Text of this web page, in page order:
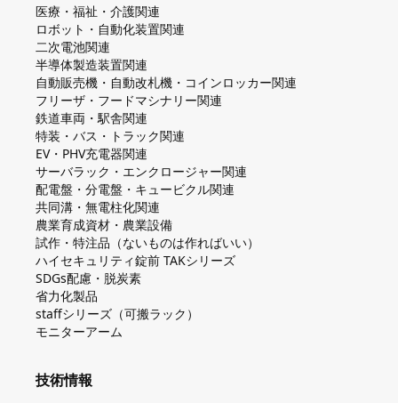
医療・福祉・介護関連
ロボット・自動化装置関連
二次電池関連
半導体製造装置関連
自動販売機・自動改札機・コインロッカー関連
フリーザ・フードマシナリー関連
鉄道車両・駅舎関連
特装・バス・トラック関連
EV・PHV充電器関連
サーバラック・エンクロージャー関連
配電盤・分電盤・キュービクル関連
共同溝・無電柱化関連
農業育成資材・農業設備
試作・特注品（ないものは作ればいい）
ハイセキュリティ錠前 TAKシリーズ
SDGs配慮・脱炭素
省力化製品
staffシリーズ（可搬ラック）
モニターアーム
技術情報